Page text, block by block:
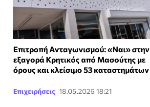
Επιτροπή Ανταγωνισμού: «Ναι» στην
εξαγορά Κρητικός από Μασούτης με
όρους και κλείσιμο 53 καταστημάτων
Επιχειρήσεις 18.05.2026 18:21